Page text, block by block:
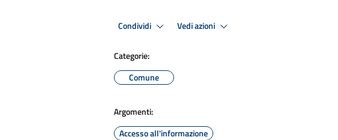
Condividi Vedi azioni
Categorie:
Comune
Argomenti:
Accesso all'informazione